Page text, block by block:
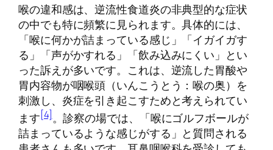
喉の違和感は、逆流性食道炎の非典型的な症状
の中でも特に頻繁に見られます。具体的には、
「喉に何かが詰まっている感じ」「イガイガす
る」「声がかすれる」「飲み込みにくい」とい
った訴えが多いです。これは、逆流した胃酸や
胃内容物が咽喉頭（いんこうとう：喉の奥）を
刺激し、炎症を引き起こすためと考えられてい
ます[4]。診察の場では、「喉にゴルフボールが
詰まっているような感じがする」と質問される